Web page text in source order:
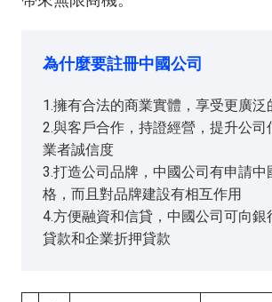
為什麼要註冊中國公司
1.擁有合法的商業實體，享受更廣泛
2.與客戶合作，持證經營，提升公司
業者誠信度
3.打造公司品牌，中國公司有申請中
格，而且對品牌建設有相互作用
4.方便融資和信貸，中國公司可向銀
貸款和企業折押貸款